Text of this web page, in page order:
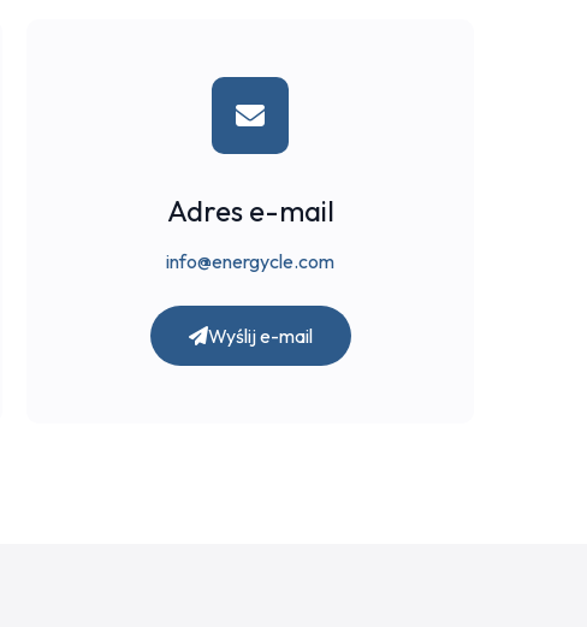
Adres e-mail
info@energycle.com
Wyślij e-mail